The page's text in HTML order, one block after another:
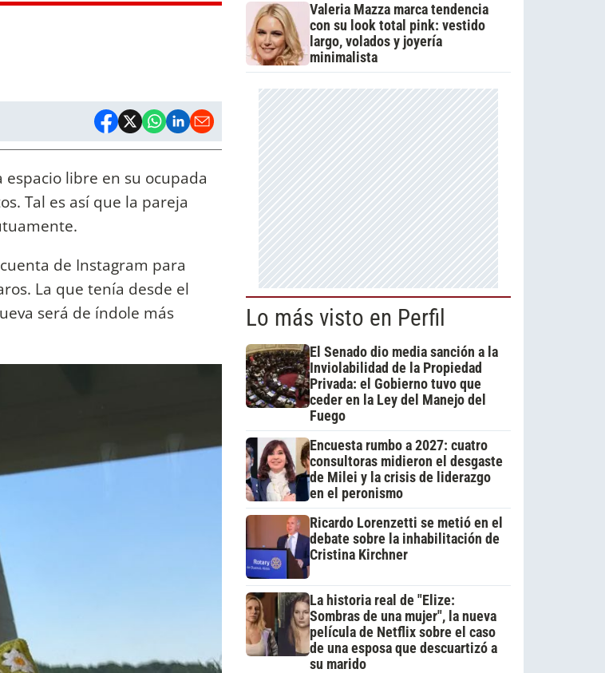
espacio libre en su ocupada
Tal es así que la pareja
de Instagram para
La que tenía desde el
será de índole más
Valeria Mazza marca tendencia
con su look total pink: vestido
largo, volados y joyería
minimalista
Lo más visto en Perfil
El Senado dio media sanción a la
Inviolabilidad de la Propiedad
Privada: el Gobierno tuvo que
ceder en la Ley del Manejo del
Fuego
Encuesta rumbo a 2027: cuatro
consultoras midieron el desgaste
de Milei y la crisis de liderazgo
en el peronismo
Ricardo Lorenzetti se metió en el
debate sobre la inhabilitación de
Cristina Kirchner
La historia real de "Elize:
Sombras de una mujer", la nueva
película de Netflix sobre el caso
de una esposa que descuartizó a
su marido